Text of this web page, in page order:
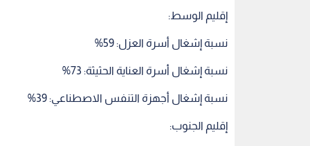
إقليم الوسط:
نسبة إشغال أسرة العزل: 59%
نسبة إشغال أسرة العناية الحثيثة: 73%
نسبة إشغال أجهزة التنفس الاصطناعي: 39%
إقليم الجنوب: